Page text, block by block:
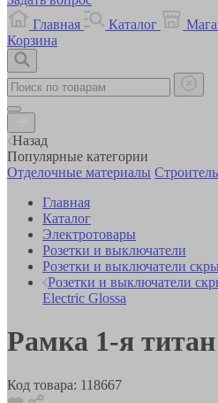
Главная
Каталог
Корзина
Назад
Популярные категории
Отделочные материалы
Главная
Каталог
Электротовары
Розетки и выключатели
Розетки и выключатели
Розетки и выключатели
Electric Glossa
Рамка 1-я титан
Код товара: 118667